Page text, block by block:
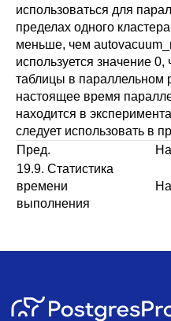
использоваться для
пределах одного
меньше, чем
используется значение 0,
таблицы в параллельном
настоящее время
находится в
следует использовать в
Пред.
19.9. Статистика
времени
выполнения